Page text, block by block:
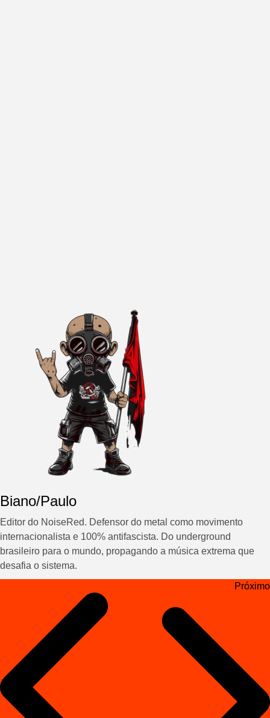
Biano/Paulo
Editor do NoiseRed. Defensor do metal como movimento
internacionalista e 100% antifascista. Do underground
brasileiro para o mundo, propagando a música extrema que
desafia o sistema.
Navegação
Próximo